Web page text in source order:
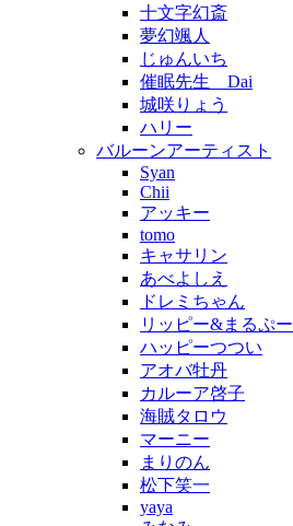
十文字幻斎
夢幻颯人
じゅんいち
催眠先生 Dai
城咲りょう
ハリー
バルーンアーティスト
Syan
Chii
アッキー
tomo
キャサリン
あべよしえ
ドレミちゃん
リッピー&まるぷー
ハッピーつつい
アオバ牡丹
カルーア啓子
海賊タロウ
マーニー
まりのん
松下笑一
yaya